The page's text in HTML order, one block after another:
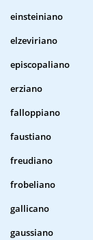
einsteiniano
elzeviriano
episcopaliano
erziano
falloppiano
faustiano
freudiano
frobeliano
gallicano
gaussiano